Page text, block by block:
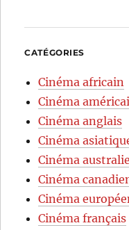
CATÉGORIES
Cinéma africain
Cinéma
Cinéma anglais
Cinéma
Cinéma
Cinéma
Cinéma
Cinéma français